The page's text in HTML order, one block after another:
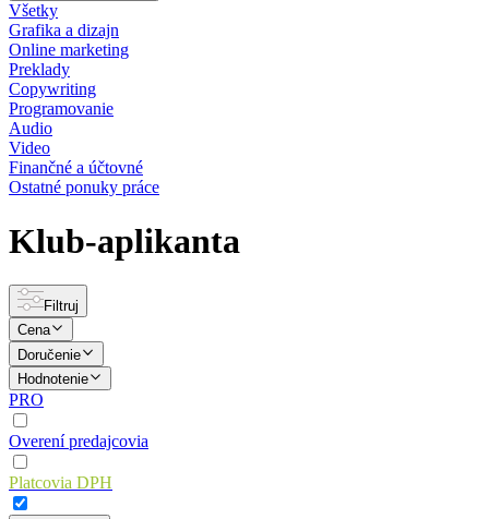
Všetky
Grafika a dizajn
Online marketing
Preklady
Copywriting
Programovanie
Audio
Video
Finančné a účtovné
Ostatné ponuky práce
Klub-aplikanta
Filtruj
Cena
Doručenie
Hodnotenie
PRO
Overení predajcovia
Platcovia DPH